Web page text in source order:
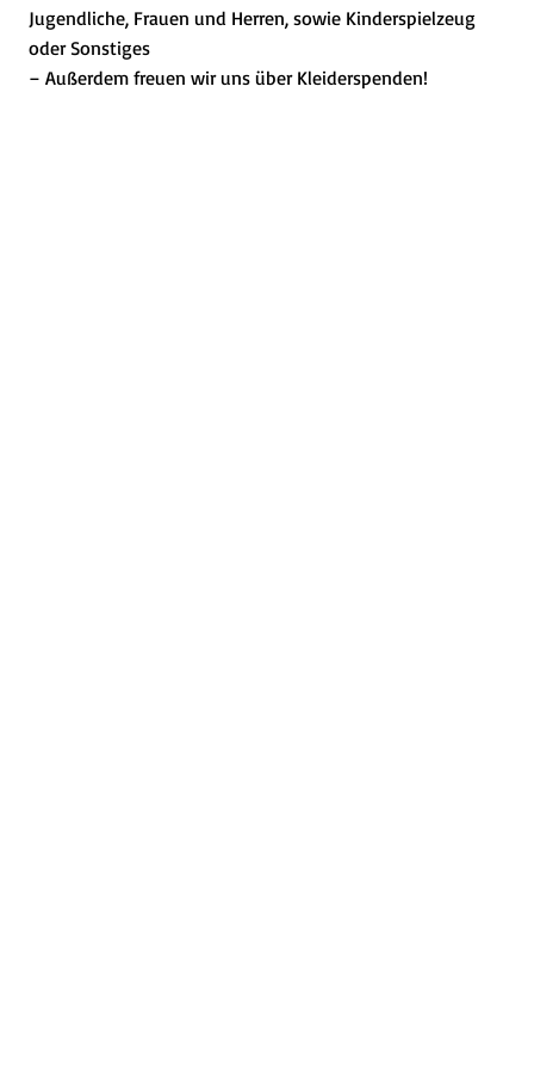
Jugendliche, Frauen und Herren, sowie Kinderspielzeug
oder Sonstiges
– Außerdem freuen wir uns über Kleiderspenden!